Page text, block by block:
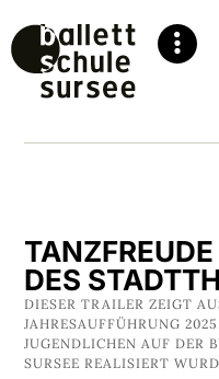
DES
DIESER TRAILER ZEIGT
JAHRESAUFFÜHRUNG
JUGENDLICHEN AUF DER
SURSEE REALISIERT